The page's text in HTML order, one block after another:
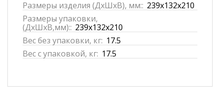
Размеры изделия (ДхШхВ), мм:: 239x132x210
Размеры упаковки,
(ДхШхВ,мм):: 239x132x210
Вес без упаковки, кг: 17.5
Вес с упаковкой, кг: 17.5